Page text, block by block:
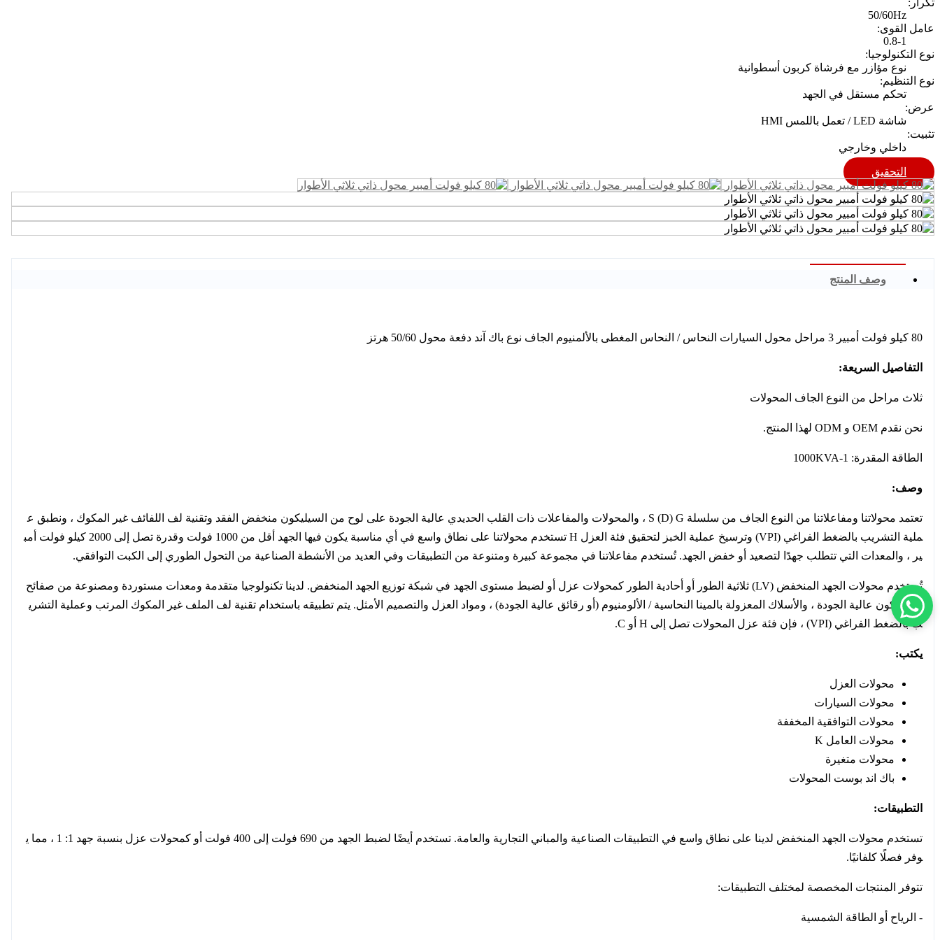
50/60Hz
عامل القوى:
0.8-1
نوع التكنولوجيا:
نوع مؤازر مع فرشاة كربون أسطوانية
نوع التنظيم:
تحكم مستقل في الجهد
عرض:
شاشة LED / تعمل باللمس HMI
تثبيت:
داخلي وخارجي
التحقيق
وصف المنتج
80 كيلو فولت أمبير 3 مراحل محول السيارات النحاس / النحاس المغطى بالألمنيوم الجاف نوع باك آند دفعة محول 50/60 هرتز
التفاصيل السريعة:
ثلاث مراحل من النوع الجاف المحولات
نحن نقدم OEM و ODM لهذا المنتج.
الطاقة المقدرة: 1-1000KVA
وصف:
تعتمد محولاتنا ومفاعلاتنا من النوع الجاف من سلسلة S (D) G ، والمحولات والمفاعلات ذات القلب الحديدي عالية الجودة على لوح من السيليكون منخفض الفقد وتقنية لف اللفائف غير المكوك ، ونطبق ع
ملية التشريب بالضغط الفراغي (VPI) وترسيخ عملية الخبز لتحقيق فئة العزل H تستخدم محولاتنا على نطاق واسع في أي مناسبة يكون فيها الجهد أقل من 1000 فولت وقدرة تصل إلى 2000 كيلو فولت أمب
ير ، والمعدات التي تتطلب جهدًا لتصعيد أو خفض الجهد. تُستخدم مفاعلاتنا في مجموعة كبيرة ومتنوعة من التطبيقات وفي العديد من الأنشطة الصناعية من التحول الطوري إلى الكبت التوافقي.
تُستخدم محولات الجهد المنخفض (LV) ثلاثية الطور أو أحادية الطور كمحولات عزل أو لضبط مستوى الجهد في شبكة توزيع الجهد المنخفض. لدينا تكنولوجيا متقدمة ومعدات مستوردة ومصنوعة من صفائح
السيليكون عالية الجودة ، والأسلاك المعزولة بالمينا النحاسية / الألومنيوم (أو رقائق عالية الجودة) ، ومواد العزل والتصميم الأمثل. يتم تطبيقه باستخدام تقنية لف الملف غير المكوك المرتب وعملية التشري
ب بالضغط الفراغي (VPI) ، فإن فئة عزل المحولات تصل إلى H أو C.
يكتب:
محولات العزل
محولات السيارات
محولات التوافقية المخففة
محولات العامل K
محولات متغيرة
باك اند بوست المحولات
التطبيقات:
تستخدم محولات الجهد المنخفض لدينا على نطاق واسع في التطبيقات الصناعية والمباني التجارية والعامة. تستخدم أيضًا لضبط الجهد من 690 فولت إلى 400 فولت أو كمحولات عزل بنسبة جهد 1: 1 ، مما ي
وفر فصلًا كلفانيًا.
تتوفر المنتجات المخصصة لمختلف التطبيقات:
- الرياح أو الطاقة الشمسية